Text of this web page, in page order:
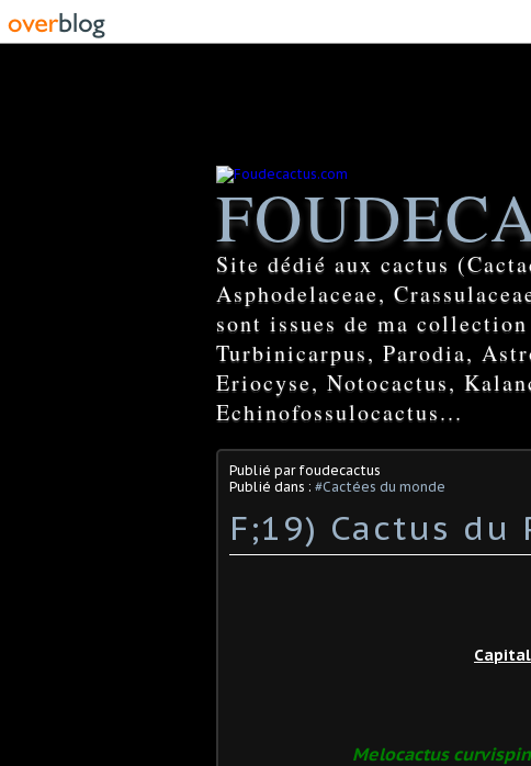
Site dédié aux cactus
Asphodelaceae,
sont issues de ma
Turbinicarpus, Parodia,
Eriocyse, Notocactus,
Echinofossulocactus...
Publié par foudecactus
Publié dans : #Cactées du monde
F;19) Cactus du
Melocactus